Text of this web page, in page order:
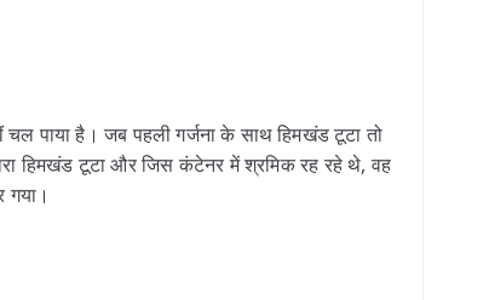
पाया है। जब पहली गर्जना के साथ हिमखंड टूटा तो
हिमखंड टूटा और जिस कंटेनर में श्रमिक रह रहे थे, वह
गया।